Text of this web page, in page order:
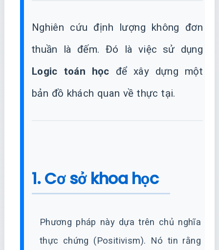
Nghiên cứu định lượng không đơn
thuần là đếm. Đó là việc sử dụng
Logic toán học để xây dựng một
bản đồ khách quan về thực tại.
1. Cơ sở khoa học
Phương pháp này dựa trên chủ nghĩa
thực chứng (Positivism). Nó tin rằng